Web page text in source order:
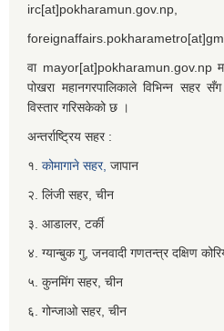
irc[at]pokharamun.gov.np,
वा mayor[at]pokharamun.gov.np
पोखरा महानगरपालिकाले विभिन्न सहर
विस्तार गरिसकेको छ ।
अन्तर्राष्ट्रिय सहर :
१. कोमागाने सहर, जापान
२. लिंजी सहर, चीन
३. आडालर, टर्की
४. ग्यान्बुक गु, जनवादी गणतन्त्र दक्षिण
५. कुनमिंग सहर, चीन
६. गोन्जाओ सहर, चीन